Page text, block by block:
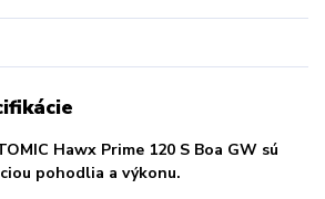
Hawx Prime 120 S Boa GW sú
pohodlia a výkonu.